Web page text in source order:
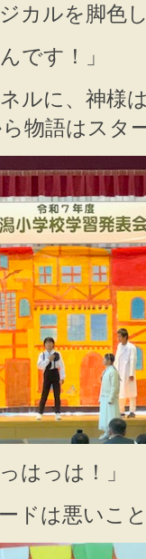
カルを脚色
です！」
ルに、神様
物語はスタ
はっは！」
ドは悪いこ